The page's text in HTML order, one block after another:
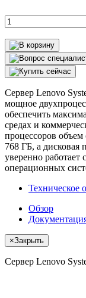
Сервер Lenovo
мощное
обеспечить
средах и
процессоров
768 ГБ, а дисковая
уверенно
операционных
Техническое
Обзор
×Закрыть
Сервер Lenovo